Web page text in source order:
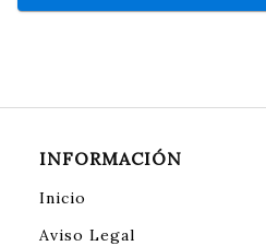
INFORMACIÓN
Inicio
Aviso Legal